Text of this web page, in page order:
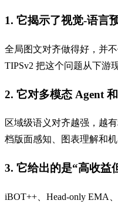
1. 它揭示了视觉-语言
全局图文对齐做得好，并不
TIPSv2 把这个问题从下游
2. 它对多模态 Agent
区域级语义对齐越强，越
档版面感知、图表理解和机
3. 它给出的是“高收益
iBOT++、Head-only EMA